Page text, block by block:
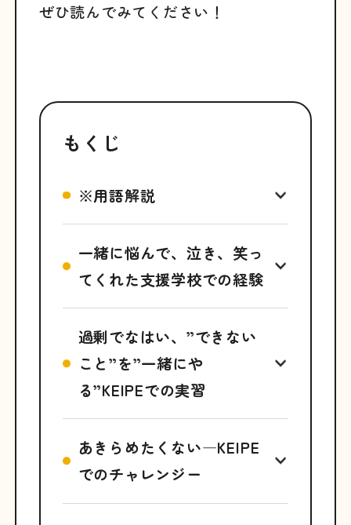
ぜひ読んでみてください！
もくじ
※用語解説
一緒に悩んで、泣き、笑っ
てくれた支援学校での経験
過剰でなはい、”できない
こと”を”一緒にや
る”KEIPEでの実習
あきらめたくない―KEIPE
でのチャレンジー